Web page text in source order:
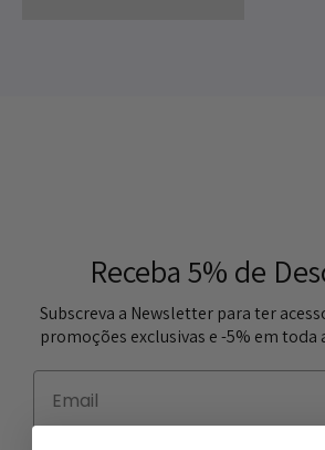
Receba 5% de
Subscreva a Newsletter para ter
promoções exclusivas e -5% em toda